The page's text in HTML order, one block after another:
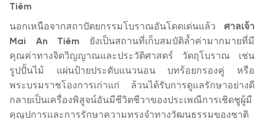
Tiêm
นอกเหนือจากสถาปัตยกรรมโบราณอันโดดเด่นแล้ว ศาลเจ้า
Mai An Tiêm ยังเป็นสถานที่เก็บสมบัติล้ำค่ามากมายที่มี
คุณค่าทางจิตวิญญาณและประวัติศาสตร์ วัตถุโบราณ เช่น
รูปปั้นไม้ แผ่นป้ายประดับแนวนอน บทร้อยกรองคู่ หรือ
พระบรมราชโองการเก่าแก่ ล้วนได้รับการดูแลรักษาอย่างดี
กลายเป็นเครื่องพิสูจน์อันมีชีวิตชีวาของประเพณีการเชิดชูผู้มี
คุณูปการและการรักษาความทรงจำทางวัฒนธรรมของชาติ